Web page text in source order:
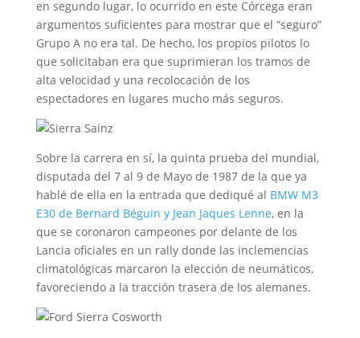
en segundo lugar, lo ocurrido en este Córcega eran
argumentos suficientes para mostrar que el “seguro”
Grupo A no era tal. De hecho, los propios pilotos lo
que solicitaban era que suprimieran los tramos de
alta velocidad y una recolocación de los
espectadores en lugares mucho más seguros.
Sobre la carrera en sí, la quinta prueba del mundial,
disputada del 7 al 9 de Mayo de 1987 de la que ya
hablé de ella en la entrada que dediqué al BMW M3
E30 de Bernard Béguin y Jean Jaques Lenne, en la
que se coronaron campeones por delante de los
Lancia oficiales en un rally donde las inclemencias
climatológicas marcaron la elección de neumáticos,
favoreciendo a la tracción trasera de los alemanes.